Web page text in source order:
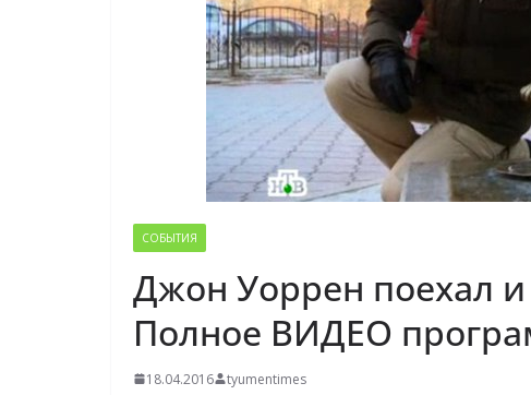
СОБЫТИЯ
Джон Уоррен поехал
Полное ВИДЕО
18.04.2016 tyumentimes